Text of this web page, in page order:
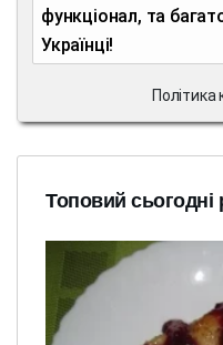
функціонал, та
Українці!
Політика
Топовий сьогодні